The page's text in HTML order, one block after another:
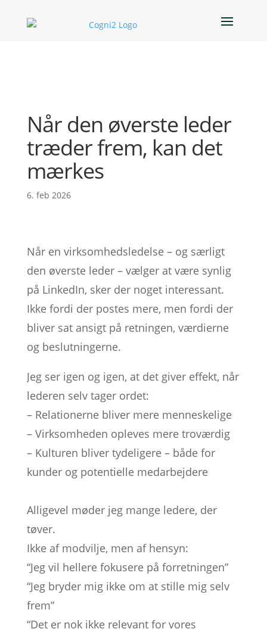
Når den øverste leder
træder frem, kan det
mærkes
6. feb 2026
Når en virksomhedsledelse – og særligt
den øverste leder – vælger at være synlig
på LinkedIn, sker der noget interessant.
Ikke fordi der postes mere, men fordi der
bliver sat ansigt på retningen, værdierne
og beslutningerne.
Jeg ser igen og igen, at det giver effekt, når
lederen selv tager ordet:
– Relationerne bliver mere menneskelige
– Virksomheden opleves mere troværdig
– Kulturen bliver tydeligere – både for
kunder og potentielle medarbejdere
Alligevel møder jeg mange ledere, der
tøver.
Ikke af modvilje, men af hensyn:
“Jeg vil hellere fokusere på forretningen”
“Jeg bryder mig ikke om at stille mig selv
frem”
“Det er nok ikke relevant for vores